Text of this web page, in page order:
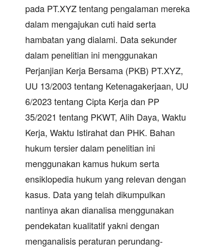
pada PT.XYZ tentang pengalaman mereka
dalam mengajukan cuti haid serta
hambatan yang dialami. Data sekunder
dalam penelitian ini menggunakan
Perjanjian Kerja Bersama (PKB) PT.XYZ,
UU 13/2003 tentang Ketenagakerjaan, UU
6/2023 tentang Cipta Kerja dan PP
35/2021 tentang PKWT, Alih Daya, Waktu
Kerja, Waktu Istirahat dan PHK. Bahan
hukum tersier dalam penelitian ini
menggunakan kamus hukum serta
ensiklopedia hukum yang relevan dengan
kasus. Data yang telah dikumpulkan
nantinya akan dianalisa menggunakan
pendekatan kualitatif yakni dengan
menganalisis peraturan perundang-